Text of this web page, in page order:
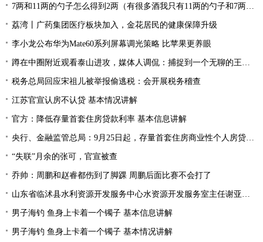
7两和11两的勺子怎么得到2两（有很多酒我只有11两的勺子和7两的勺子如何得到2两酒）
荔湾丨广药集团医疗板块加入，金花居民的健康保障升级
李小龙公布华为Mate60系列屏幕调光策略 比苹果更养眼
蹲在中圈附近观看泰山进攻，媒体人调侃：捕捉到一个无聊的王大雷
税务总局回应宋祖儿被举报偷逃税：会开展税务稽查
江苏官宣认房不认贷 基本情况讲解
官方：降低存量首套住房贷款利率 基本信息讲解
央行、金融监管总局：9月25日起，存量首套住房商业性个人房贷借款人可向金融机构申请协商变更利率水平
“失联”月余的张可，官宣被查
乔帅：周鹏和赵睿都伤到了脚踝 周鹏后面比赛不会打了
山东省临沭县水利资源开发服务中心水资源开发服务室主任谢亚州被查
男子海钓 鱼身上卡着一个镯子 基本信息讲解
男子海钓 鱼身上卡着一个镯子 基本情况讲解